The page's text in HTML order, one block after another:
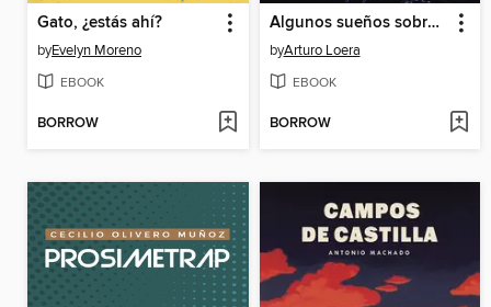
Gato, ¿estás ahí?
byEvelyn Moreno
EBOOK
BORROW
Algunos sueños sobre el capitalismo
byArturo Loera
EBOOK
BORROW